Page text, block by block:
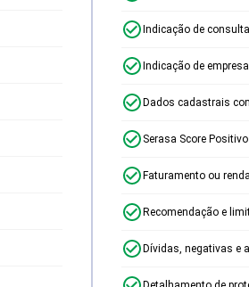
Indicação de
Indicação de
Dados cadastrais
Serasa Score Positivo
Faturamento ou
Recomendação e
Dívidas, negativas e